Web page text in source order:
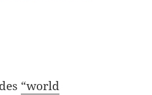
“world